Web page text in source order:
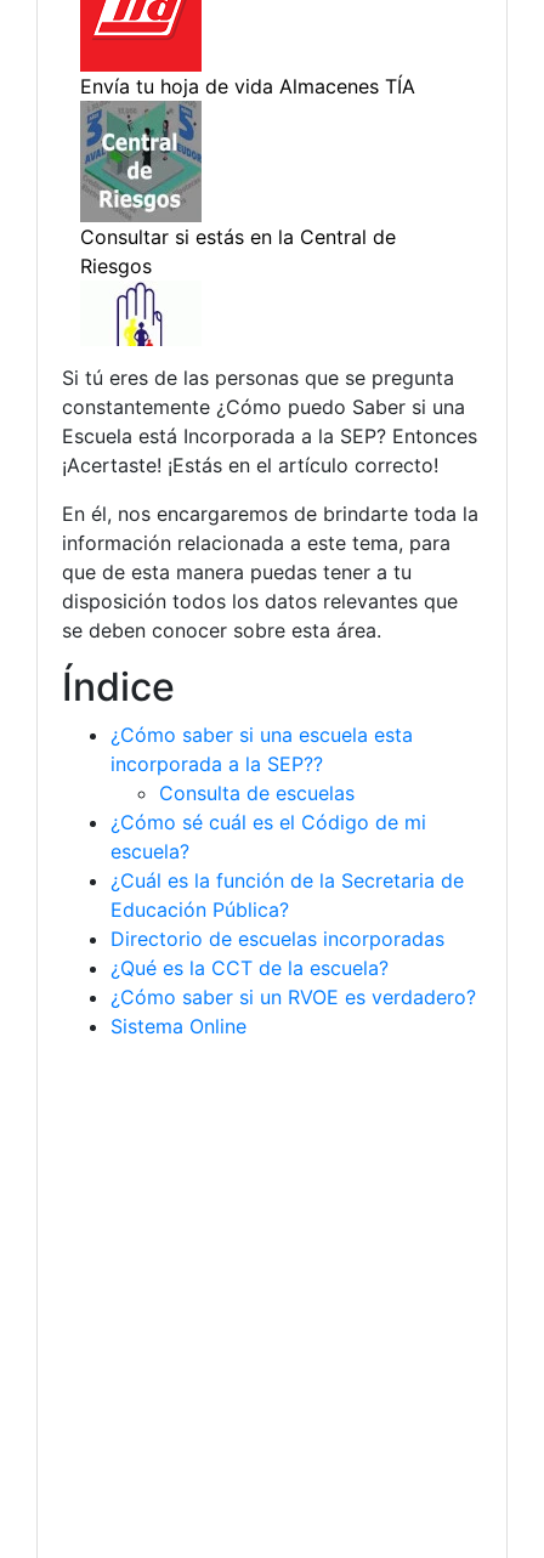
Si tú eres de las personas que se pregunta
constantemente ¿Cómo puedo Saber si una
Escuela está Incorporada a la SEP? Entonces
¡Acertaste! ¡Estás en el artículo correcto!
En él, nos encargaremos de brindarte toda la
información relacionada a este tema, para
que de esta manera puedas tener a tu
disposición todos los datos relevantes que
se deben conocer sobre esta área.
Índice
¿Cómo saber si una escuela esta
incorporada a la SEP??
Consulta de escuelas
¿Cómo sé cuál es el Código de mi
escuela?
¿Cuál es la función de la Secretaria de
Educación Pública?
Directorio de escuelas incorporadas
¿Qué es la CCT de la escuela?
¿Cómo saber si un RVOE es verdadero?
Sistema Online